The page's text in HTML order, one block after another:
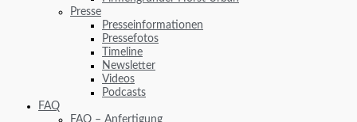
Presse
Presseinformationen
Pressefotos
Timeline
Newsletter
Videos
Podcasts
FAQ
FAQ – Anfertigung